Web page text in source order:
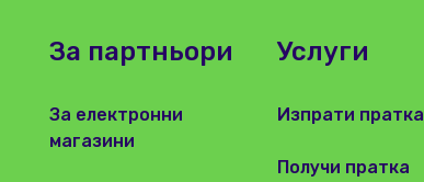
За партньори
За електронни
магазини
Услуги
Изпрати пратка
Получи пратка